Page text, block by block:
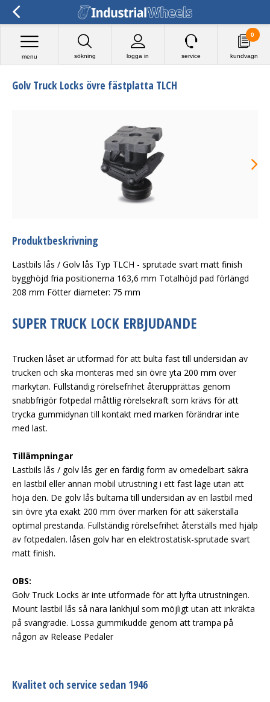
sökning logga in
menu service kundvagn
0
Golv Truck Locks övre fästplatta TLCH
Produktbeskrivning
Lastbils lås / Golv lås Typ TLCH - sprutade svart matt finish
bygghöjd fria positionerna 163,6 mm Totalhöjd pad förlängd
208 mm Fötter diameter: 75 mm
SUPER TRUCK LOCK ERBJUDANDE
Trucken låset är utformad för att bulta fast till undersidan av
trucken och ska monteras med sin övre yta 200 mm över
markytan. Fullständig rörelsefrihet återupprättas genom
snabbfrigör fotpedal måttlig rörelsekraft som krävs för att
trycka gummidynan till kontakt med marken förändrar inte
med last.
Tillämpningar
Lastbils lås / golv lås ger en färdig form av omedelbart säkra
en lastbil eller annan mobil utrustning i ett fast läge utan att
höja den. De golv lås bultarna till undersidan av en lastbil med
sin övre yta exakt 200 mm över marken för att säkerställa
optimal prestanda. Fullständig rörelsefrihet återställs med hjälp
av fotpedalen. låsen golv har en elektrostatisk-sprutade svart
matt finish.
OBS:
Golv Truck Locks är inte utformade för att lyfta utrustningen.
Mount lastbil lås så nära länkhjul som möjligt utan att inkräkta
på svängradie. Lossa gummikudde genom att trampa på
någon av Release Pedaler
Kvalitet och service sedan 1946